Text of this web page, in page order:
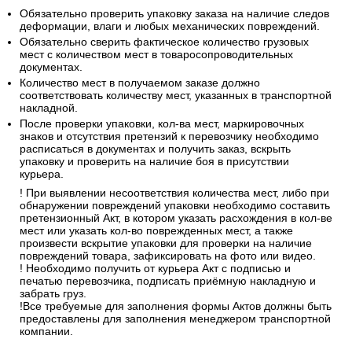
Обязательно проверить упаковку заказа на наличие следов
деформации, влаги и любых механических повреждений.
Обязательно сверить фактическое количество грузовых
мест с количеством мест в товаросопроводительных
документах.
Количество мест в получаемом заказе должно
соответствовать количеству мест, указанных в транспортной
накладной.
После проверки упаковки, кол-ва мест, маркировочных
знаков и отсутствия претензий к перевозчику необходимо
расписаться в документах и получить заказ, вскрыть
упаковку и проверить на наличие боя в присутствии
курьера.
! При выявлении несоответствия количества мест, либо при
обнаружении повреждений упаковки необходимо составить
претензионный Акт, в котором указать расхождения в кол-ве
мест или указать кол-во поврежденных мест, а также
произвести вскрытие упаковки для проверки на наличие
повреждений товара, зафиксировать на фото или видео.
! Необходимо получить от курьера Акт с подписью и
печатью перевозчика, подписать приёмную накладную и
забрать груз.
!Все требуемые для заполнения формы Актов должны быть
предоставлены для заполнения менеджером транспортной
компании.